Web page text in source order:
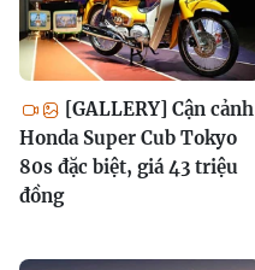
[GALLERY] Cận cảnh
Honda Super Cub Tokyo
80s đặc biệt, giá 43 triệu
đồng